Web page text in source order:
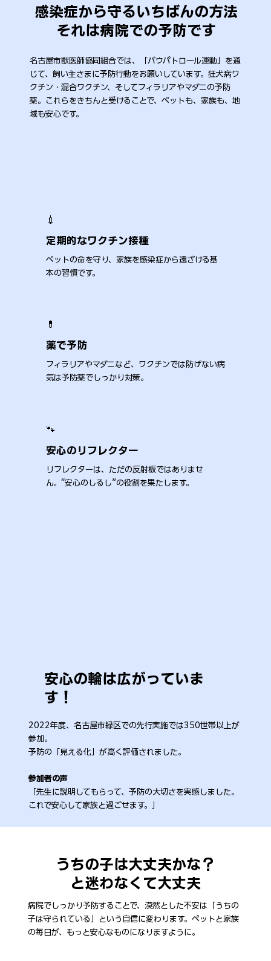
感染症から守るいちばんの方法
それは病院での予防です
名古屋市獣医師協同組合では、「バウパトロール運動」を通
じて、飼い主さまに予防行動をお願いしています。狂犬病ワ
クチン・混合ワクチン、そしてフィラリアやマダニの予防
薬。これらをきちんと受けることで、ペットも、家族も、地
域も安心です。
💉​
定期的なワクチン接種
ペットの命を守り、家族を感染症から遠ざける基
本の習慣です。
💊
薬で予防
フィラリアやマダニなど、ワクチンでは防げない病
気は予防薬でしっかり対策。
​🐾
安心のリフレクター
リフレクターは、ただの反射板ではありませ
ん。“安心のしるし”の役割を果たします。
安心の輪は広がっていま
す！
2022年度、名古屋市緑区での先行実施では350世帯以上が
参加。
予防の「見える化」が高く評価されました。
参加者の声
「先生に説明してもらって、予防の大切さを実感しました。
これで安心して家族と過ごせます。」
うちの子は大丈夫かな？
と迷わなくて大丈夫
病院でしっかり予防することで、漠然とした不安は「うちの
子は守られている」という自信に変わります。ペットと家族
の毎日が、もっと安心なものになりますように。